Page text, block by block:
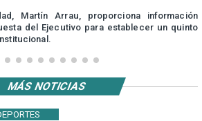
Martín Arrau, proporciona información
del Ejecutivo para establecer un quinto
MÁS NOTICIAS